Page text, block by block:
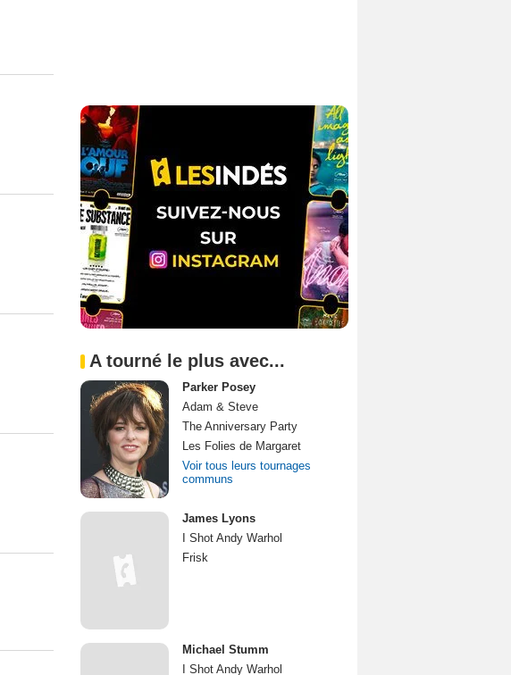
A tourné le plus avec...
Parker Posey
Adam & Steve
The Anniversary Party
Les Folies de Margaret
Voir tous leurs tournages
communs
James Lyons
I Shot Andy Warhol
Frisk
Michael Stumm
I Shot Andy Warhol